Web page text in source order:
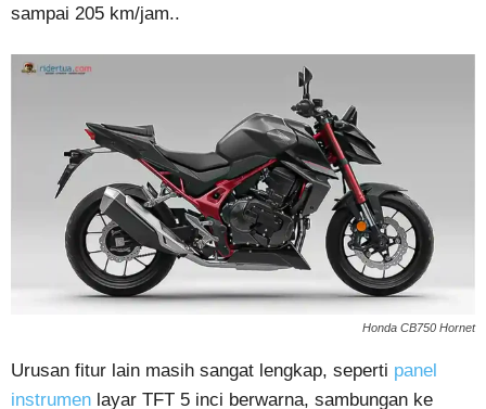
sampai 205 km/jam..
Honda CB750 Hornet
Urusan fitur lain masih sangat lengkap, seperti panel
instrumen layar TFT 5 inci berwarna, sambungan ke